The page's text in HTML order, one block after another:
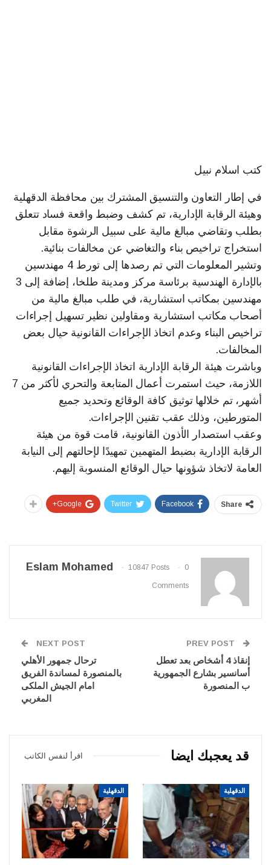
كتب اسلام نبيل
في إطار التعاون والتنسيق المشترك بين محافظة الدقهلية
وهيئة الرقابة الإدارية، تم كشف وضبط واقعة فساد تتعلق
بطلب وتقاضي مبالغ مالية على سبيل الرشوة مقابل
استخراج تراخيص بناء والتغاضي عن مخالفات بنائية.
وتشير المعلومات التي تم رصدها إلى تورط 4 مهندسين
بالإدارة الهندسية برئاسة مركز ومدينة طلخا، إضافة إلى 3
مهندسين بمكاتب استشارية، في طلب مبالغ مالية من
أصحاب مكاتب استشارية ومقاولين نظير تسهيل إجراءات
تراخيص البناء وعدم اتخاذ الإجراءات القانونية حيال بعض
المخالفات.
وباشرت هيئة الرقابة الإدارية اتخاذ الإجراءات القانونية
اللازمة، حيث استمرت أعمال المتابعة والتحري لأكثر من 7
أشهر، تم خلالها توثيق كافة الوقائع وتحديد جميع
المتورطين، وذلك عقب تقنين الإجراءات.
وعقب استصدار الأذون القانونية، قامت قوة من هيئة
الرقابة الإدارية بضبط المتهمين تمهيدًا لإحالتهم إلى النيابة
العامة لاتخاذ شؤونها حيال الوقائع المنسوبة إليهم.
Share
Facebook
Twitter
Google+
Eslam Mohamed 10847 Posts 0
Comments
إنقاذ 4 أشخاص بعد تعطل
أسانسير بشارع الجمهورية
ب المنصورة
NEXT POST
ترحال جمهور الأهلي
بالمنصورة لمساندة الفريق
امام الجيش الملكى
المغربي
قد يعجبك ايضا اقرأ لنفس الكاتب
الدقهلية الدقهلية